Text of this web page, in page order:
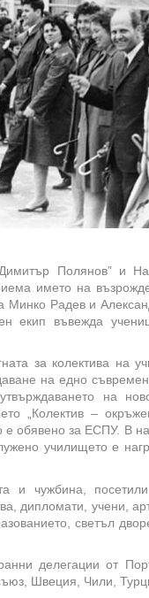
Полянов” и
името на
Минко Радев и
екип въвежда
за колектива на
на едно
на
„Колектив –
е обявено за ЕСПУ. В
училището е
и чужбина,
дипломати, учени,
светъл
делегации от
Швеция, Чили,